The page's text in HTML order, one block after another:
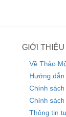
GIỚI
Về Thảo
Hướng
Chính
Chính
Thông tin